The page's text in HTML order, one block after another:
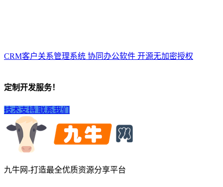
CRM客户关系管理系统 协同办公软件 开源无加密授权
定制开发服务！
技术支持 联系我们
九牛网-打造最全优质资源分享平台